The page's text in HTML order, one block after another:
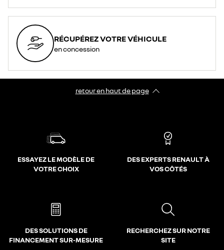
RÉCUPÉREZ VOTRE VÉHICULE
en concession
retour en haut de page​
ESSAYEZ LE MODÈLE DE
VOTRE CHOIX
DES EXPERTS RENAULT À
VOS CÔTÉS
DES SOLUTIONS DE
FINANCEMENT SUR-MESURE
RECHERCHEZ SUR NOTRE
SITE